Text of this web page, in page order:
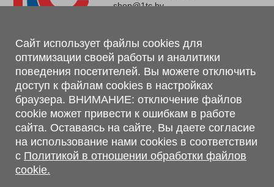
shop@1tc.by
Магазин, склад
г. Минск, Минский р-н, п. Привольный, ул. Мира, 20А,
223062
г. Брест, ул. Лейтенанта Рябцева, 108 В, 224701
Обращаем Ваше внимание, что вся предоставленная на сайте
информация, касающаяся комплектаций, технических
характеристик, цветовых сочетаний, а также стоимости и
сервисного обслуживания носит информационный характер и
не является публичной офертой, определяемой п.2 ст.407
Гражданского кодекса Республики Беларусь.
Сайт использует файлы cookies для
оптимизации своей работы и аналитики
поведения посетителей. Вы можете отключить
доступ к файлам cookies в настройках
браузера. ВНИМАНИЕ: отключение файлов
cookie может привести к ошибкам в работе
сайта. Оставаясь на сайте, Вы даете согласие
на использование нами cookies в соответствии
с Политикой в отношении обработки файлов
cookie.